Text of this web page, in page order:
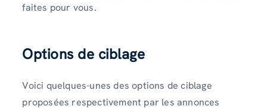
faites pour vous.
Options de ciblage
Voici quelques-unes des options de ciblage
proposées respectivement par les annonces